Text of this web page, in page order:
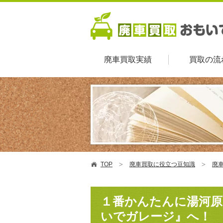
廃車買取実績 買取の流
TOP 廃車買取に役立つ豆知識 廃
１番かんたんに湯河
いでガレージ』へ！